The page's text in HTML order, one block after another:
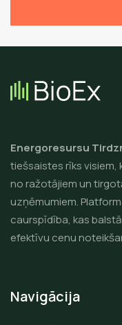
Energoresursu
tiešsaistes rīks visiem,
no ražotājiem un
uzņēmumiem.
caurspīdība, kas
efektīvu cenu
Navigācija